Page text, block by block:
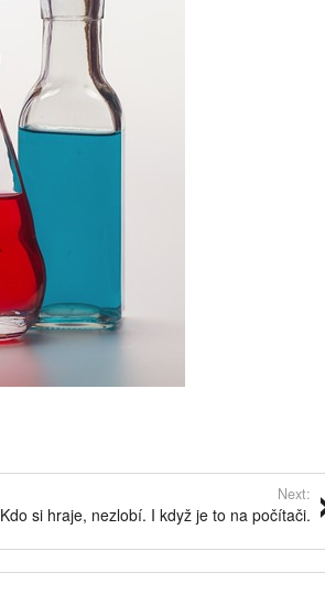
Next:
Kdo si hraje, nezlobí. I když je to na počítači.